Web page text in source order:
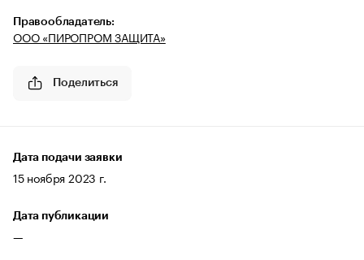
Правообладатель:
ООО «ПИРОПРОМ ЗАЩИТА»
Поделиться
Дата подачи заявки
15 ноября 2023 г.
Дата публикации
—